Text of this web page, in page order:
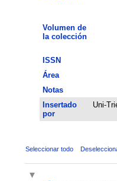
Volumen de
la colección
ISSN
Área
Notas
Insertado
por
Uni-
Seleccionar todo